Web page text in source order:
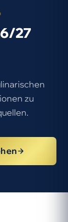
27
zu